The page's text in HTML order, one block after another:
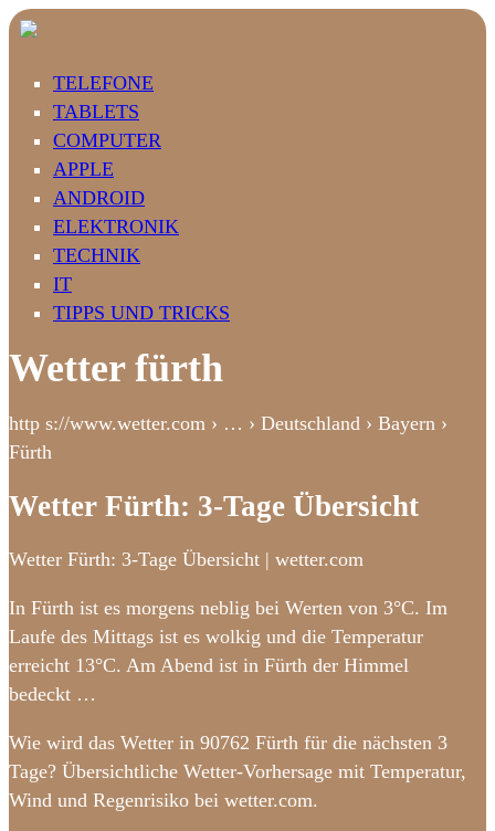
TELEFONE
TABLETS
COMPUTER
APPLE
ANDROID
ELEKTRONIK
TECHNIK
IT
TIPPS UND TRICKS
Wetter fürth
http s://www.wetter.com › … › Deutschland › Bayern ›
Fürth
Wetter Fürth: 3-Tage Übersicht
Wetter Fürth: 3-Tage Übersicht | wetter.com
In Fürth ist es morgens neblig bei Werten von 3°C. Im
Laufe des Mittags ist es wolkig und die Temperatur
erreicht 13°C. Am Abend ist in Fürth der Himmel
bedeckt …
Wie wird das Wetter in 90762 Fürth für die nächsten 3
Tage? Übersichtliche Wetter-Vorhersage mit Temperatur,
Wind und Regenrisiko bei wetter.com.